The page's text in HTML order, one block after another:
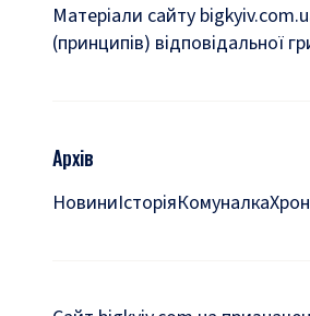
Матеріали сайту
(принципів) відповідальної
Архів
НовиниІсторіяКомуналка